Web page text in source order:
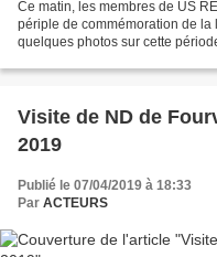
Ce matin, les membres de US
périple de commémoration de
quelques photos sur cette
Visite de ND de
2019
Publié le 07/04/2019 à 18:33
Par ACTEURS